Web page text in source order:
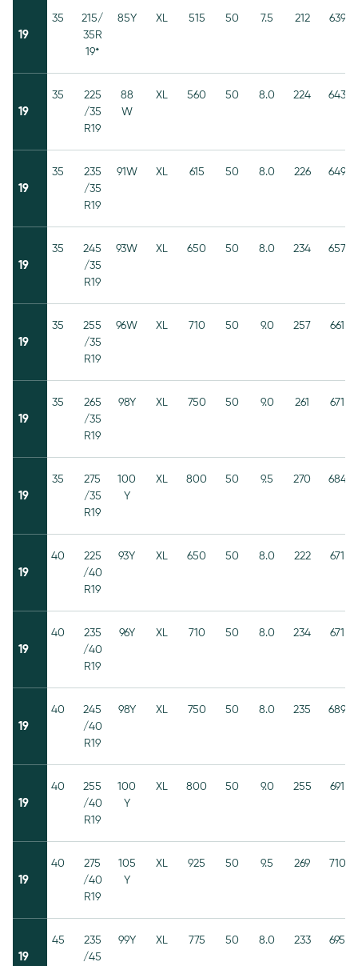
19
35
215/
35R
19*
85Y XL 515 50 7.5 212 639
19
35
225
/35
R19
88
W
XL 560 50 8.0 224 643
19
35
235
/35
R19
91W XL 615 50 8.0 226 649
19
35
245
/35
R19
93W XL 650 50 8.0 234 657
19
35
255
/35
R19
96W XL 710 50 9.0 257 661
19
35
265
/35
R19
98Y XL 750 50 9.0 261 671
19
35
275
/35
R19
100
Y
XL 800 50 9.5 270 684
19
40
225
/40
R19
93Y XL 650 50 8.0 222 671
19
40
235
/40
R19
96Y XL 710 50 8.0 234 671
19
40
245
/40
R19
98Y XL 750 50 8.0 235 689
19
40
255
/40
R19
100
Y
XL 800 50 9.0 255 691
19
40
275
/40
R19
105
Y
XL 925 50 9.5 269 710
19
45
235
/45
99Y XL 775 50 8.0 233 695